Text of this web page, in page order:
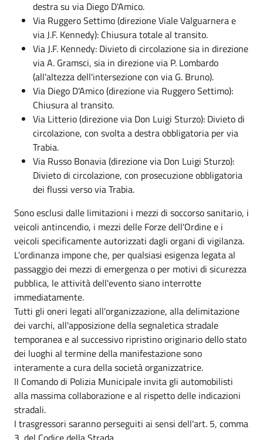
destra su via Diego D'Amico.
Via Ruggero Settimo (direzione Viale Valguarnera e
via J.F. Kennedy): Chiusura totale al transito.
Via J.F. Kennedy: Divieto di circolazione sia in direzione
via A. Gramsci, sia in direzione via P. Lombardo
(all'altezza dell'intersezione con via G. Bruno).
Via Diego D'Amico (direzione via Ruggero Settimo):
Chiusura al transito.
Via Litterio (direzione via Don Luigi Sturzo): Divieto di
circolazione, con svolta a destra obbligatoria per via
Trabia.
Via Russo Bonavia (direzione via Don Luigi Sturzo):
Divieto di circolazione, con prosecuzione obbligatoria
dei flussi verso via Trabia.
Sono esclusi dalle limitazioni i mezzi di soccorso sanitario, i
veicoli antincendio, i mezzi delle Forze dell'Ordine e i
veicoli specificamente autorizzati dagli organi di vigilanza.
L'ordinanza impone che, per qualsiasi esigenza legata al
passaggio dei mezzi di emergenza o per motivi di sicurezza
pubblica, le attività dell'evento siano interrotte
immediatamente.
Tutti gli oneri legati all'organizzazione, alla delimitazione
dei varchi, all'apposizione della segnaletica stradale
temporanea e al successivo ripristino originario dello stato
dei luoghi al termine della manifestazione sono
interamente a cura della società organizzatrice.
Il Comando di Polizia Municipale invita gli automobilisti
alla massima collaborazione e al rispetto delle indicazioni
stradali.
I trasgressori saranno perseguiti ai sensi dell'art. 5, comma